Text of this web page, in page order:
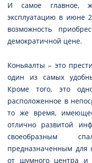
И самое главное,
эксплуатацию в июне
возможность
демократичной цене.
Коньяалты – это
один из самых
Кроме того, это
расположенное в
то же время,
отлично развитой
своеобразным
предназначенным для
от шумного центра и